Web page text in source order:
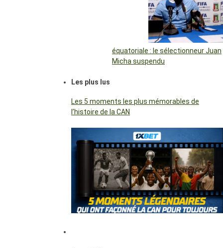
équatoriale : le sélectionneur Juan
Micha suspendu
Les plus lus
Les 5 moments les plus mémorables de
l’histoire de la CAN